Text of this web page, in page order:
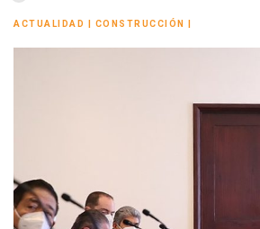
ACTUALIDAD CONSTRUCCIÓN